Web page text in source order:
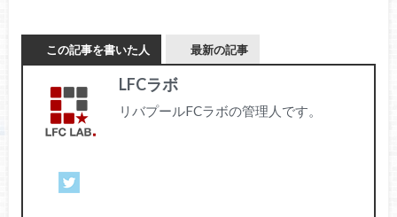
この記事を書いた人 最新の記事
LFCラボ
リバプールFCラボの管理人です。